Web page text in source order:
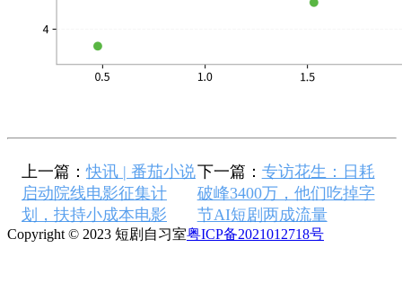
上一篇：快讯 | 番茄小说
启动院线电影征集计
划，扶持小成本电影
下一篇： 专访花生：日耗
破峰3400万，他们吃掉字
节AI短剧两成流量
Copyright © 2023 短剧自习室粤ICP备2021012718号